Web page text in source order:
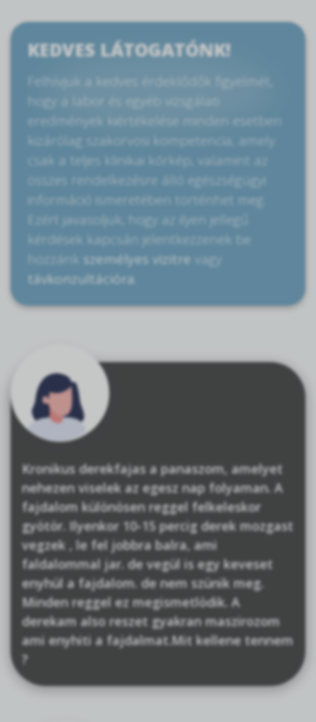
KEDVES LÁTOGATÓNK!
Felhívjuk a kedves érdeklődők figyelmét,
hogy a labor és egyéb vizsgálati
eredmények kiértékelése minden esetben
kizárólag szakorvosi kompetencia, amely
csak a teljes klinikai kórkép, valamint az
összes rendelkezésre álló egészségügyi
információ ismeretében történhet meg.
Ezért javasoljuk, hogy az ilyen jellegű
kérdések kapcsán jelentkezzenek be
hozzánk személyes vizitre vagy
távkonzultációra
Kronikus derekfajas a panaszom, amelyet
nehezen viselek az egesz nap folyaman. A
fajdalom különösen reggel felkeleskor
gyötör. Ilyenkor 10-15 percig derek mozgast
vegzek , le fel jobbra balra, ami
faldalommal jar. de vegül is egy keveset
enyhül a fajdalom. de nem szünik meg.
Minden reggel ez megismetlödik. A
derekam also reszet gyakran maszirozom
ami enyhiti a fajdalmat.Mit kellene tennem
?